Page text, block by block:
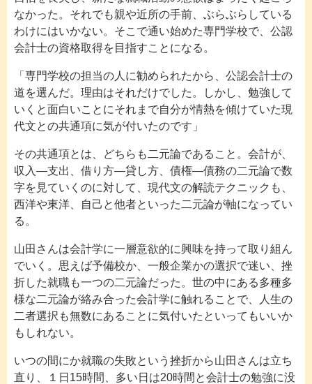
なかった。それでも親や近所の手前、ぶらぶらしている
わけにはいかない。そこで通い始めた専門学校で、公認
会計士の資格取得を目指すことになる。
「専門学校の担当の人に勧められたから、公認会計士の
道を選んだ。理由はそれだけでした。しかし、勉強して
いくと面白いことにそれまで自分が情熱を傾けていた現
代文との共通項に気が付いたのです」
その共通項とは、どちらも二元論であること。会計が、
収入―支出、借り方―貸し方、債権―債務の二元論で数
字を見ていくのに対して、現代文の解読テクニックも、
西洋や東洋、自己と他者といった二元論が軸になってい
る。
山田さんは会計学に一層意欲的に興味を持って取り組ん
でいく。思えば予備校か、一般企業かの選択で迷い、挫
折した就職も一つの二元論だった。世の中にある多種多
様な二元論が絡み合った会計学に触れることで、人生の
二者選択も無数にあることに気付いたといってもいいか
もしれない。
いつの間にか就職の失敗という挫折から山田さんは立ち
直り、１日15時間、多い日は20時間と会計士の勉強に没